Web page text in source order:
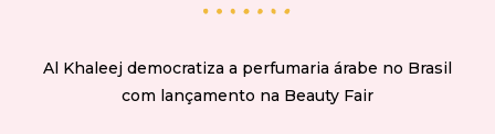
Al Khaleej democratiza a perfumaria árabe no Brasil
com lançamento na Beauty Fair